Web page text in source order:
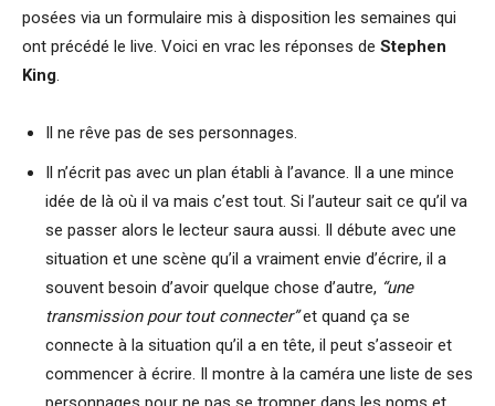
posées via un formulaire mis à disposition les semaines qui
ont précédé le live. Voici en vrac les réponses de Stephen
King
Il ne rêve pas de ses personnages.
Il n’écrit pas avec un plan établi à l’avance. Il a une mince
idée de là où il va mais c’est tout. Si l’auteur sait ce qu’il va
se passer alors le lecteur saura aussi. Il débute avec une
situation et une scène qu’il a vraiment envie d’écrire, il a
souvent besoin d’avoir quelque chose d’autre, “une
transmission pour tout connecter”et quand ça se
connecte à la situation qu’il a en tête, il peut s’asseoir et
commencer à écrire. Il montre à la caméra une liste de ses